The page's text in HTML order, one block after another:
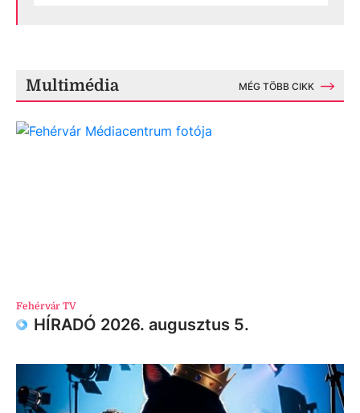
Multimédia MÉG TÖBB CIKK
Fehérvár TV
HÍRADÓ 2026. augusztus 5.